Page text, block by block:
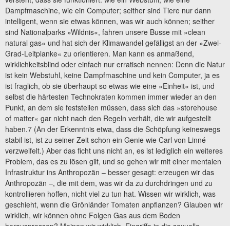
Dampfmaschine, wie ein Computer; seither sind Tiere nur dann
intelligent, wenn sie etwas können, was wir auch können; seither
sind Nationalparks »Wildnis«, fahren unsere Busse mit »clean
natural gas« und hat sich der Klimawandel gefälligst an der »Zwei-
Grad-Leitplanke« zu orientieren. Man kann es anmaßend,
wirklichkeitsblind oder einfach nur erratisch nennen: Denn die Natur
ist kein Webstuhl, keine Dampfmaschine und kein Computer, ja es
ist fraglich, ob sie überhaupt so etwas wie eine »Einheit« ist, und
selbst die härtesten Technokraten kommen immer wieder an den
Punkt, an dem sie feststellen müssen, dass sich das »storehouse
of matter« gar nicht nach den Regeln verhält, die wir aufgestellt
haben.7 (An der Erkenntnis etwa, dass die Schöpfung keineswegs
stabil ist, ist zu seiner Zeit schon ein Genie wie Carl von Linné
verzweifelt.) Aber das ficht uns nicht an, es ist lediglich ein weiteres
Problem, das es zu lösen gilt, und so gehen wir mit einer mentalen
Infrastruktur ins Anthropozän – besser gesagt: erzeugen wir das
Anthropozän –, die mit dem, was wir da zu durchdringen und zu
kontrollieren hoffen, nicht viel zu tun hat. Wissen wir wirklich, was
geschieht, wenn die Grönländer Tomaten anpflanzen? Glauben wir
wirklich, wir können ohne Folgen Gas aus dem Boden